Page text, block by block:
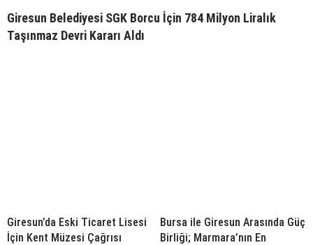
Giresun Belediyesi SGK Borcu İçin 784 Milyon Liralık
Taşınmaz Devri Kararı Aldı
Giresun’da Eski Ticaret Lisesi
İçin Kent Müzesi Çağrısı
Bursa ile Giresun Arasında Güç
Birliği; Marmara’nın En